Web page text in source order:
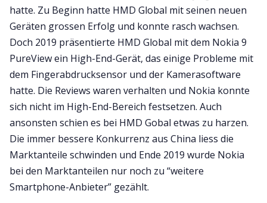
hatte. Zu Beginn hatte HMD Global mit seinen neuen
Geräten grossen Erfolg und konnte rasch wachsen.
Doch 2019 präsentierte HMD Global mit dem Nokia 9
PureView ein High-End-Gerät, das einige Probleme mit
dem Fingerabdrucksensor und der Kamerasoftware
hatte. Die Reviews waren verhalten und Nokia konnte
sich nicht im High-End-Bereich festsetzen. Auch
ansonsten schien es bei HMD Gobal etwas zu harzen.
Die immer bessere Konkurrenz aus China liess die
Marktanteile schwinden und Ende 2019 wurde Nokia
bei den Marktanteilen nur noch zu “weitere
Smartphone-Anbieter” gezählt.